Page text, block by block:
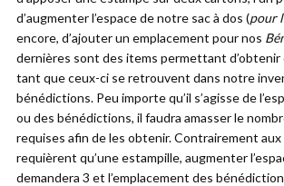
d’augmenter l’espace de notre sac à dos (pour
encore, d’ajouter un emplacement pour nos
dernières sont des items permettant d’obtenir
tant que ceux-ci se retrouvent dans notre
bénédictions. Peu importe qu’il s’agisse de
ou des bénédictions, il faudra amasser le
requises afin de les obtenir. Contrairement aux
requièrent qu’une estampille, augmenter
demandera 3 et l’emplacement des